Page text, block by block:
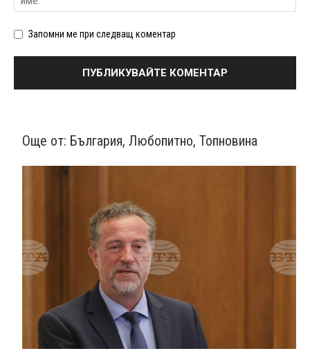
Запомни ме при следващ коментар
Още от: България, Любопитно, Топновина